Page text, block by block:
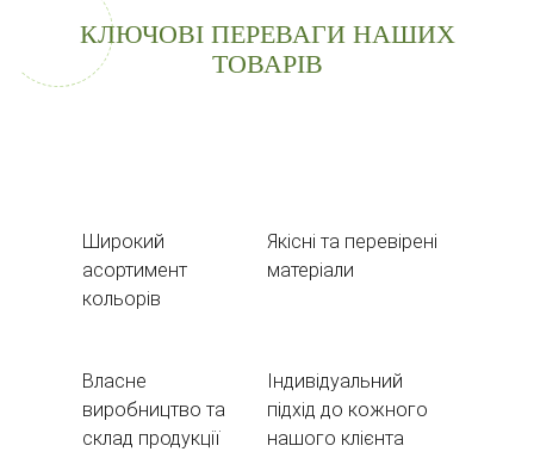
КЛЮЧОВІ ПЕРЕВАГИ НАШИХ
ТОВАРІВ
Широкий
асортимент
кольорів
Якісні та перевірені
матеріали
Власне
виробництво та
склад продукції
Індивідуальний
підхід до кожного
нашого клієнта